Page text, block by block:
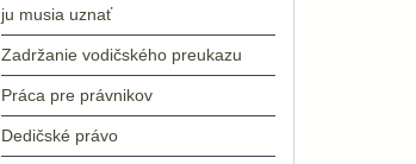
ju musia uznať
Zadržanie vodičského preukazu
Práca pre právnikov
Dedičské právo